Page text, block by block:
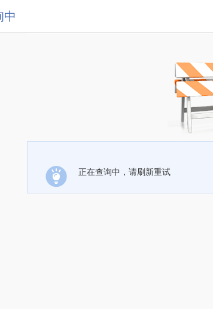
中
正在查询中，请刷新重试